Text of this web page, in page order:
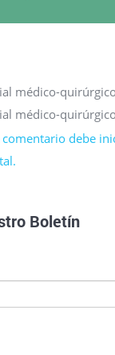
médico-
médico-
debe
Boletín